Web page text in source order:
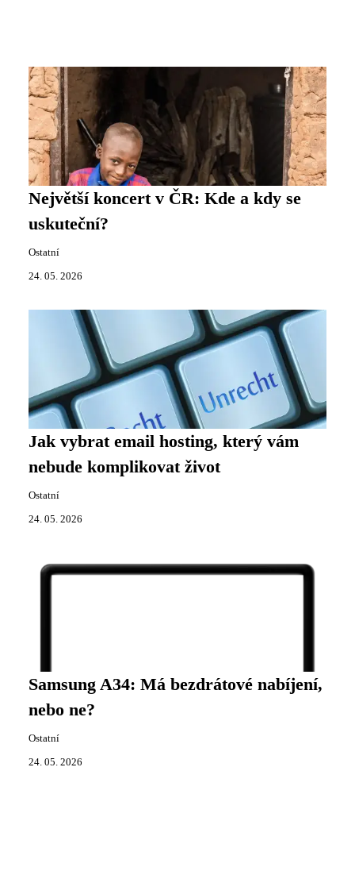
Největší koncert v ČR: Kde a kdy se
uskuteční?
Ostatní
24. 05. 2026
Jak vybrat email hosting, který vám
nebude komplikovat život
Ostatní
24. 05. 2026
Samsung A34: Má bezdrátové nabíjení,
nebo ne?
Ostatní
24. 05. 2026